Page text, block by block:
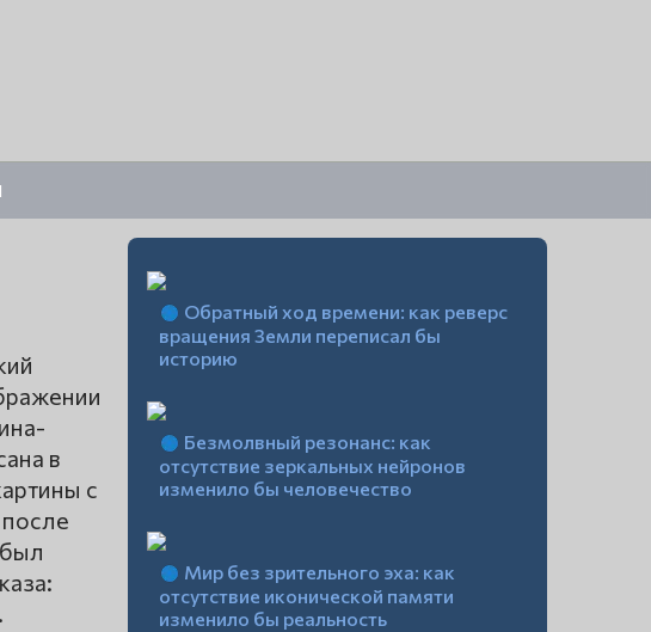
в
с
Обратный ход времени: как реверс
вращения Земли переписал бы
историю
Безмолвный резонанс: как
отсутствие зеркальных нейронов
изменило бы человечество
Мир без зрительного эха: как
отсутствие иконической памяти
изменило бы реальность